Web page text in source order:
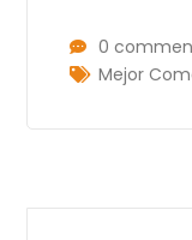
0
Mejor